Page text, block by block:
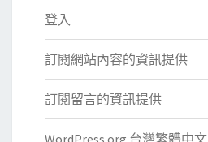
登入
訂閱網站內容的資訊提供
訂閱留言的資訊提供
WordPress.org 台灣繁體中文